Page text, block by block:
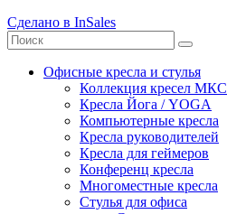
Сделано в InSales
Офисные кресла и стулья
Коллекция кресел МКС
Кресла Йога / YOGA
Компьютерные кресла
Кресла руководителей
Кресла для геймеров
Конференц кресла
Многоместные кресла
Стулья для офиса